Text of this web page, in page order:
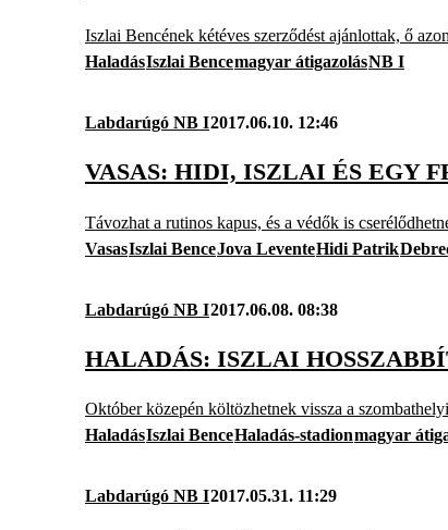
Iszlai Bencének kétéves szerződést ajánlottak, ő
HaladásIszlai Bencemagyar átigazolásNB I
Labdarúgó NB I2017.06.10. 12:46
VASAS: HIDI, ISZLAI ÉS EGY
Távozhat a rutinos kapus, és a védők is
VasasIszlai BenceJova LeventeHidi Patrik
Labdarúgó NB I2017.06.08. 08:38
HALADÁS: ISZLAI
Október közepén költözhetnek vissza a
HaladásIszlai BenceHaladás-stadionmagyar
Labdarúgó NB I2017.05.31. 11:29